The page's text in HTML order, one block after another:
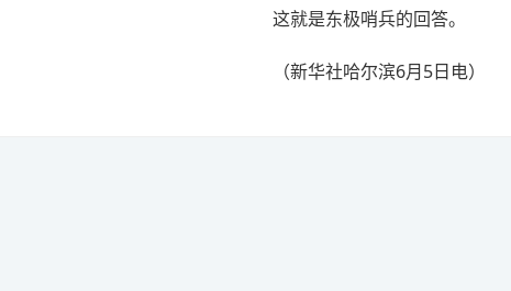
这就是东极哨兵的回答。
（新华社哈尔滨6月5日电）